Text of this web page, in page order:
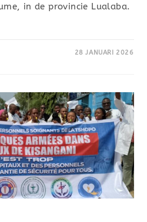
in de provincie Lualaba.
28 JANUARI 2026